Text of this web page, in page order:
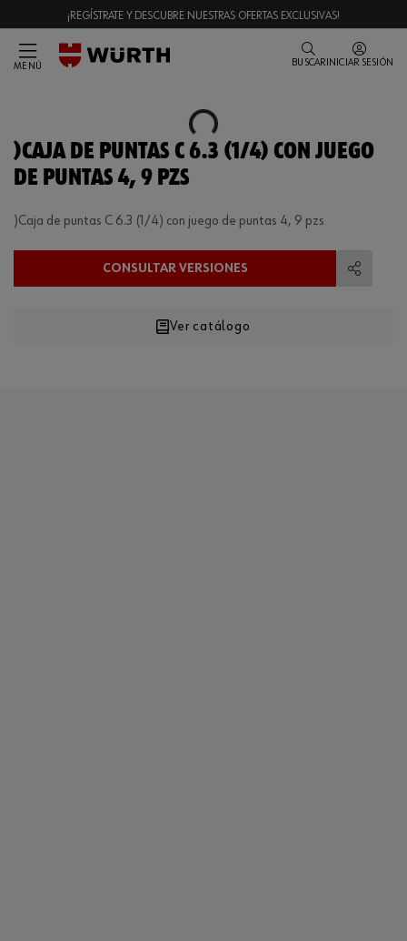
¡REGÍSTRATE Y DESCUBRE NUESTRAS OFERTAS EXCLUSIVAS!
MENÚ BUSCAR INICIAR SESIÓN
Loading...
)CAJA DE PUNTAS C 6.3 (1/4) CON JUEGO
DE PUNTAS 4, 9 PZS
)Caja de puntas C 6.3 (1/4) con juego de puntas 4, 9 pzs
CONSULTAR VERSIONES
Ver catálogo